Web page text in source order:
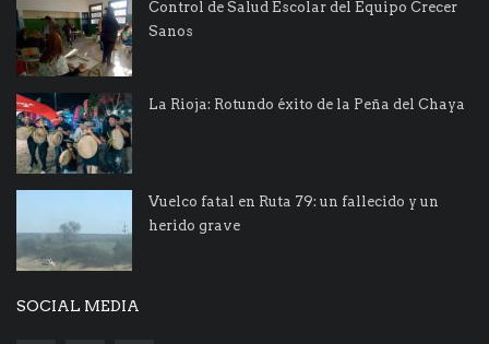
Control de Salud Escolar del Equipo Crecer
Sanos
La Rioja: Rotundo éxito de la Peña del Chaya
Vuelco fatal en Ruta 79: un fallecido y un
herido grave
SOCIAL MEDIA